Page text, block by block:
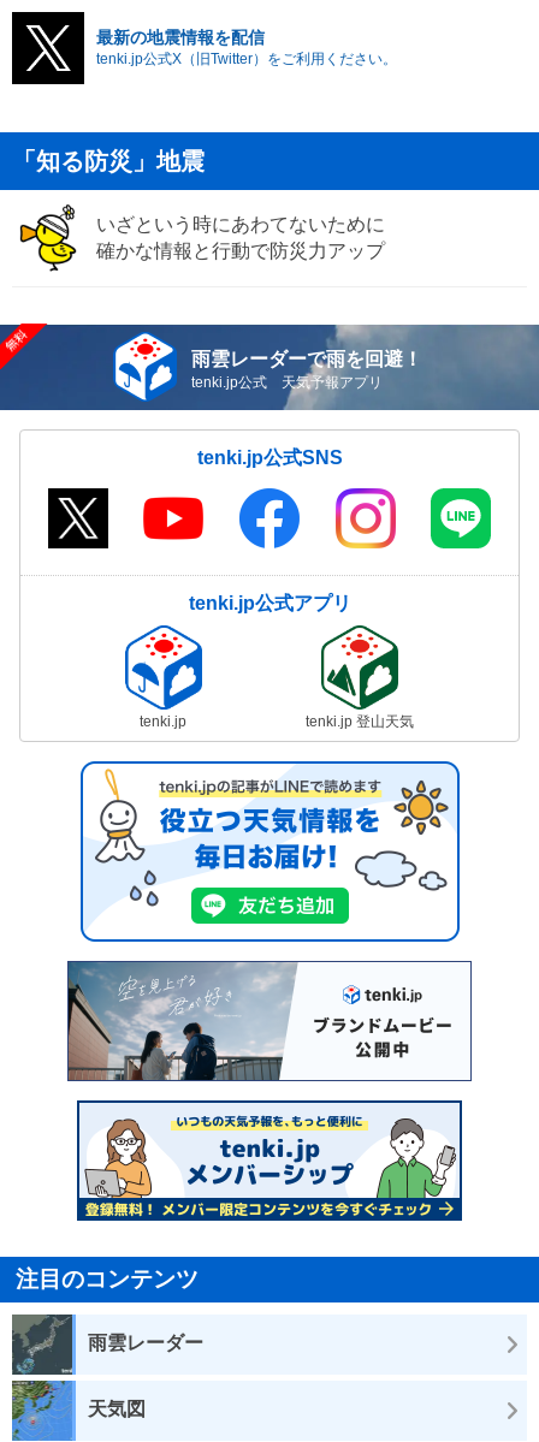
最新の地震情報を配信
tenki.jp公式X（旧Twitter）をご利用ください。
「知る防災」地震
いざという時にあわてないために
確かな情報と行動で防災力アップ
雨雲レーダーで雨を回避！
tenki.jp公式 天気予報アプリ
tenki.jp公式SNS
tenki.jp公式アプリ
tenki.jp tenki.jp 登山天気
注目のコンテンツ
雨雲レーダー
天気図